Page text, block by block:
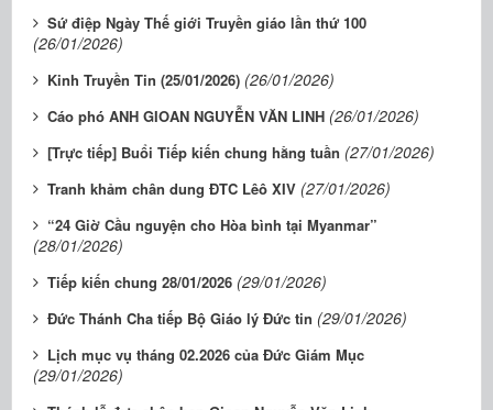
Sứ điệp Ngày Thế giới Truyền giáo lần thứ 100
(26/01/2026)
Kinh Truyền Tin (25/01/2026) (26/01/2026)
Cáo phó ANH GIOAN NGUYỄN VĂN LINH (26/01/2026)
[Trực tiếp] Buổi Tiếp kiến chung hằng tuần (27/01/2026)
Tranh khảm chân dung ĐTC Lêô XIV (27/01/2026)
“24 Giờ Cầu nguyện cho Hòa bình tại Myanmar”
(28/01/2026)
Tiếp kiến chung 28/01/2026 (29/01/2026)
Đức Thánh Cha tiếp Bộ Giáo lý Đức tin (29/01/2026)
Lịch mục vụ tháng 02.2026 của Đức Giám Mục
(29/01/2026)